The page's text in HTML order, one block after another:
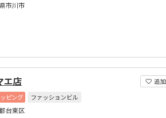
市川市
追加
エ店
ピング
ファッションビル
台東区